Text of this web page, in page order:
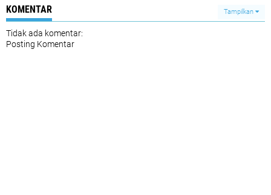
KOMENTAR Tampilkan
Tidak ada komentar:
Posting Komentar